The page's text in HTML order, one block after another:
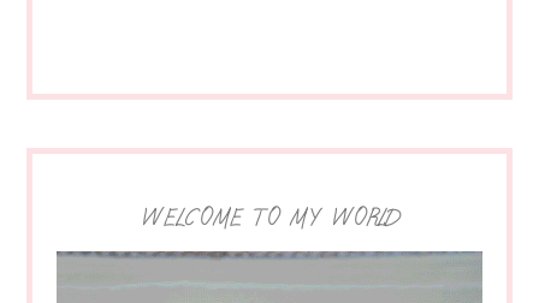
WELCOME TO MY WORLD